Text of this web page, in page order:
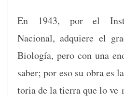
En 1943, por el
Nacional, adquiere el
Biología, pero con una
saber; por eso su obra es
to­ria de la tier­ra que lo ve